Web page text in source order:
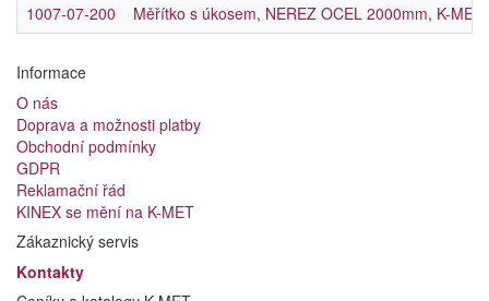
1007-07-200
Měřítko s úkosem, NEREZ OCEL 2000mm, K-
Informace
O nás
Doprava a možnosti platby
Obchodní podmínky
GDPR
Reklamační řád
KINEX se mění na K-MET
Zákaznický servis
Kontakty